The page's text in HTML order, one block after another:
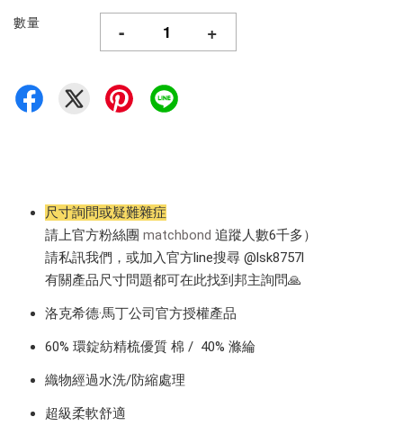
數量 - +
尺寸詢問或疑難雜症
請上官方粉絲團 matchbond 追蹤人數6千多）
請私訊我們，或加入官方line搜尋 @lsk8757l
有關產品尺寸問題都可在此找到邦主詢問🙏
洛克希德·馬丁公司官方授權產品
60% 環錠紡精梳優質 棉 / 40% 滌綸
織物經過水洗/防縮處理
超級柔軟舒適